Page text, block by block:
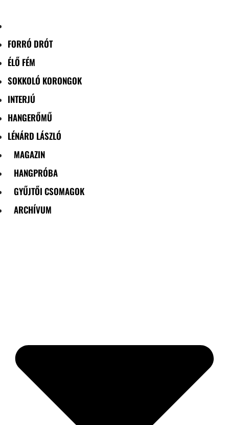
FORRÓ DRÓT
ÉLŐ FÉM
SOKKOLÓ KORONGOK
INTERJÚ
HANGERŐMŰ
LÉNÁRD LÁSZLÓ
MAGAZIN
HANGPRÓBA
GYŰJTŐI CSOMAGOK
ARCHÍVUM